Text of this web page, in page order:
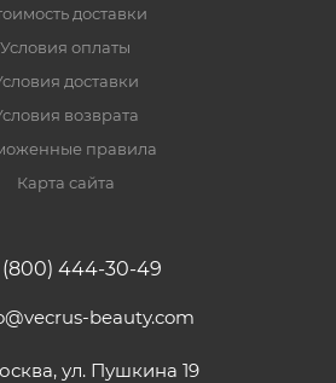
доставки
Условия оплаты
доставки
возврата
правила
Карта сайта
(800) 444-30-49
beauty.com
ул. Пушкина 19